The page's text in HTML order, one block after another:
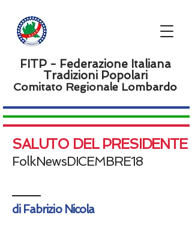
FITP - Federazione Italiana
Tradizioni Popolari
Comitato Regionale Lombardo
SALUTO DEL PRESIDENTE
FolkNewsDICEMBRE18
di Fabrizio Nicola